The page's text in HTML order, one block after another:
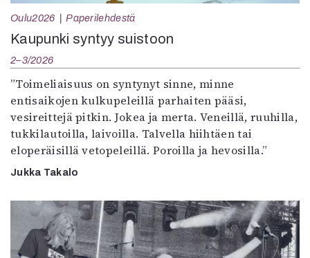
Oulu2026 Paperilehdestä
Kaupunki syntyy suistoon
2–3/2026
”Toimeliaisuus on syntynyt sinne, minne
entisaikojen kulkupeleillä parhaiten pääsi,
vesireittejä pitkin. Jokea ja merta. Veneillä, ruuhilla,
tukkilautoilla, laivoilla. Talvella hiihtäen tai
eloperäisillä vetopeleillä. Poroilla ja hevosilla.”
Jukka Takalo